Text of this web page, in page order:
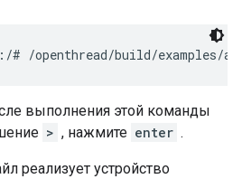
выполнения этой команды
> , нажмите enter .
реализует устройство